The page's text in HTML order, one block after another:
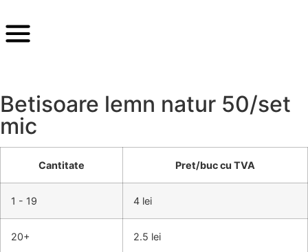
Betisoare lemn natur 50/set
mic
Cantitate Pret/buc cu TVA
1 - 19 4 lei
20+ 2.5 lei